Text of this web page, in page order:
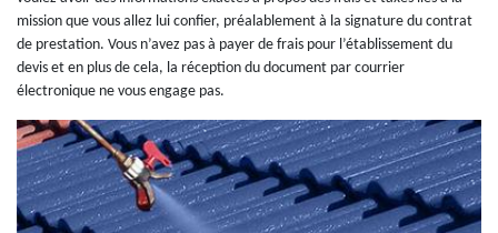
mission que vous allez lui confier, préalablement à la signature du contrat
de prestation. Vous n’avez pas à payer de frais pour l’établissement du
devis et en plus de cela, la réception du document par courrier
électronique ne vous engage pas.